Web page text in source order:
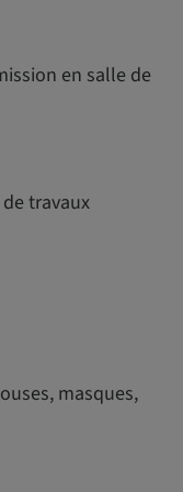
en salle de
travaux
masques,